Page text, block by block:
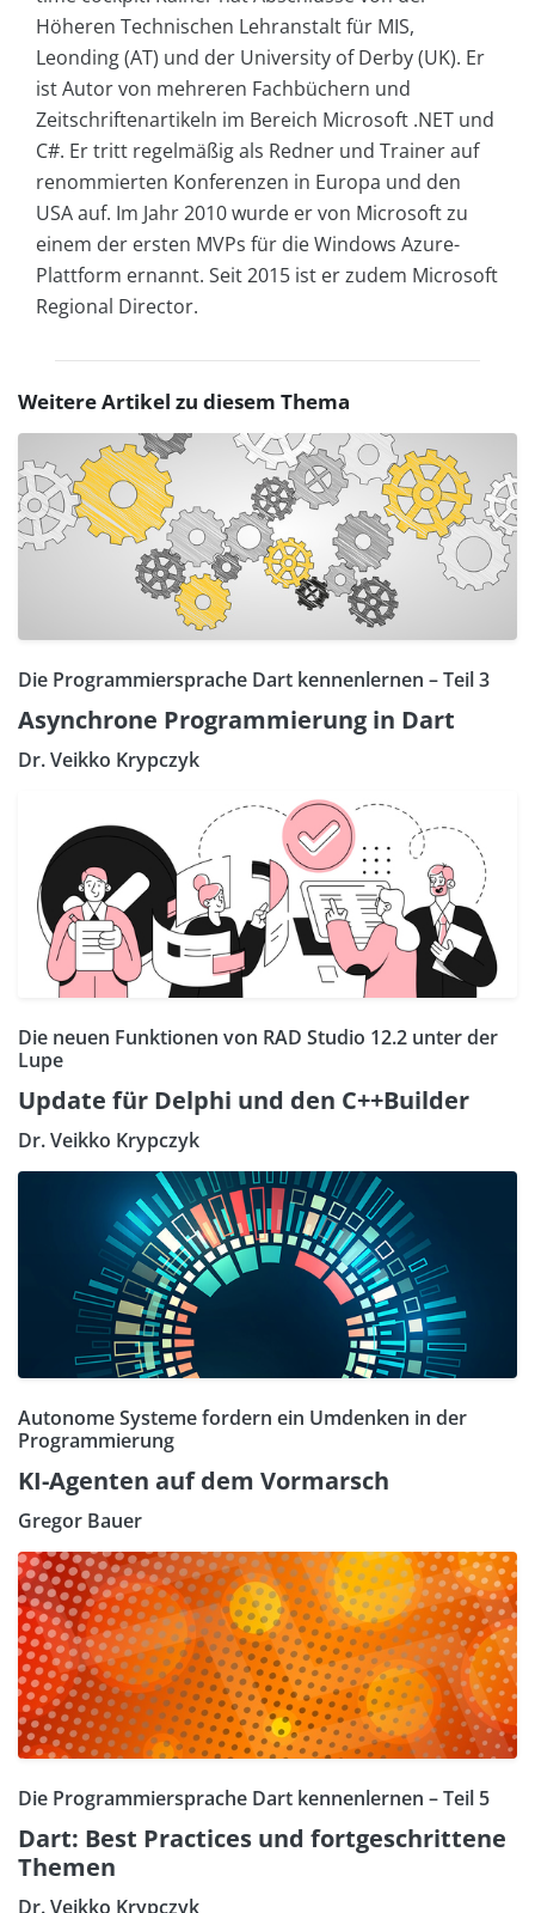
Höheren Technischen Lehranstalt für MIS,
Leonding (AT) und der University of Derby (UK). Er
ist Autor von mehreren Fachbüchern und
Zeitschriftenartikeln im Bereich Microsoft .NET und
C#. Er tritt regelmäßig als Redner und Trainer auf
renommierten Konferenzen in Europa und den
USA auf. Im Jahr 2010 wurde er von Microsoft zu
einem der ersten MVPs für die Windows Azure-
Plattform ernannt. Seit 2015 ist er zudem Microsoft
Regional Director.
Weitere Artikel zu diesem Thema
Die Programmiersprache Dart kennenlernen – Teil 3
Asynchrone Programmierung in Dart
Dr. Veikko Krypczyk
Die neuen Funktionen von RAD Studio 12.2 unter der
Lupe
Update für Delphi und den C++Builder
Dr. Veikko Krypczyk
Autonome Systeme fordern ein Umdenken in der
Programmierung
KI-Agenten auf dem Vormarsch
Gregor Bauer
Die Programmiersprache Dart kennenlernen – Teil 5
Dart: Best Practices und fortgeschrittene
Themen
Dr. Veikko Krypczyk